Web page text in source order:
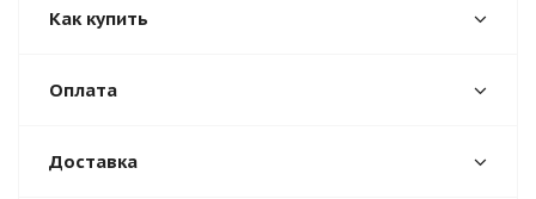
Как купить
Оплата
Доставка